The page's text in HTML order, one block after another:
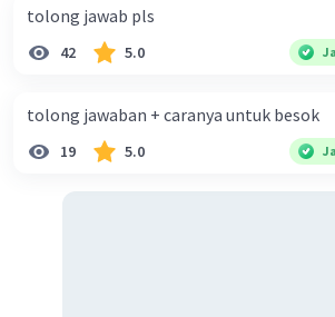
Jadi, jumlah siswa yang tidak
adalah 3 siswa
Beri Rating
tolong jawab pls
42 5.0
tolong jawaban + caranya untuk besok
19 5.0